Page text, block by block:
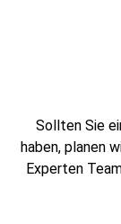
Sollten Sie
haben, planen
Experten